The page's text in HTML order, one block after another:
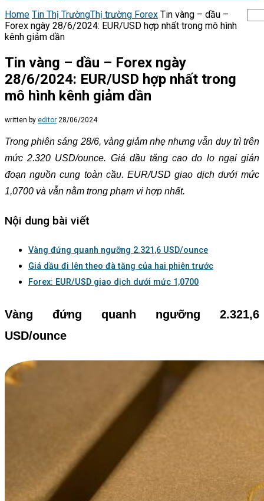
Home Tin Thị TrườngThị trường Forex Tin vàng – dầu –
Forex ngày 28/6/2024: EUR/USD hợp nhất trong mô hình
kênh giảm dần
Tin vàng – dầu – Forex ngày
28/6/2024: EUR/USD hợp nhất trong
mô hình kênh giảm dần
written by editor 28/06/2024
Trong phiên sáng 28/6, vàng giảm nhẹ nhưng vẫn duy trì trên
mức 2.320 USD/ounce. Giá dầu tăng cao do lo ngại gián
đoạn nguồn cung toàn cầu. EUR/USD giao dịch dưới mức
1,0700 và vẫn nằm trong phạm vi hợp nhất.
Nội dung bài viết
Vàng đứng quanh ngưỡng 2.321,6 USD/ounce
Giá dầu đi lên theo đà tăng của hai phiên trước
Forex: EUR/USD giao dịch dưới mức 1,0700
Vàng đứng quanh ngưỡng 2.321,6
USD/ounce